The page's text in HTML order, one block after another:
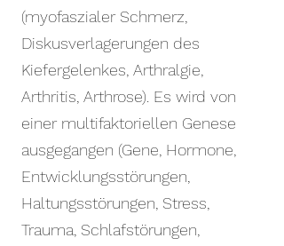
(myofaszialer Schmerz,
Diskusverlagerungen des
Kiefergelenkes, Arthralgie,
Arthritis, Arthrose). Es wird von
einer multifaktoriellen Genese
ausgegangen (Gene, Hormone,
Entwicklungsstörungen,
Haltungsstörungen, Stress,
Trauma, Schlafstörungen,